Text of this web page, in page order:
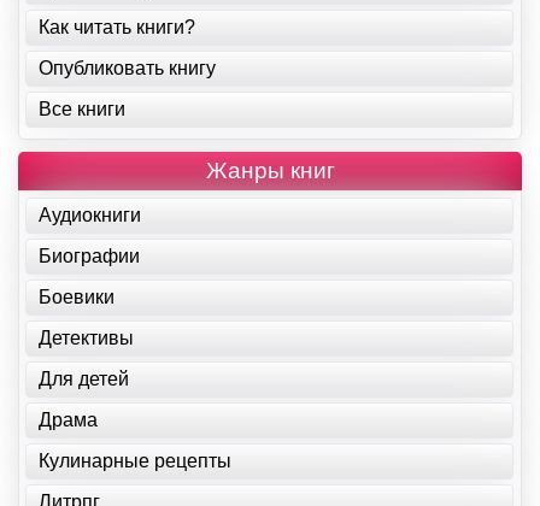
Как читать книги?
Опубликовать книгу
Все книги
Жанры книг
Аудиокниги
Биографии
Боевики
Детективы
Для детей
Драма
Кулинарные рецепты
Литрпг